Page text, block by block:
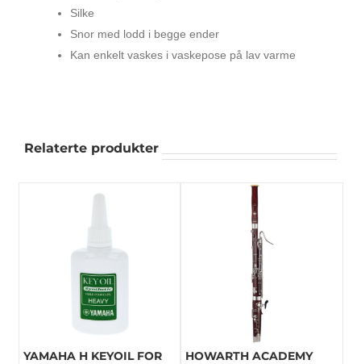
Silke
Snor med lodd i begge ender
Kan enkelt vaskes i vaskepose på lav varme
Relaterte produkter
YAMAHA H KEYOIL FOR
HOWARTH ACADEMY